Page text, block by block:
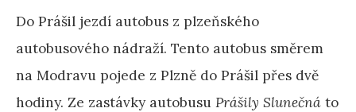
Do Prášil jezdí autobus z plzeňského
autobusového nádraží. Tento autobus směrem
na Modravu pojede z Plzně do Prášil přes dvě
hodiny. Ze zastávky autobusu Prášily Slunečná to